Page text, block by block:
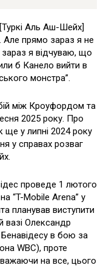
Аль Аш-Шейх]
Але прямо зараз я не
я відчуваю, що
б Канело вийти в
монстра”.
між Кроуфордом та
2025 року. Про
ще у липні 2024 року
у справах розваг
проведе 1 лютого
“T-Mobile Arena” у
планував виступити
вазі Олександр
в бою за
WBC), проте
на все, цього